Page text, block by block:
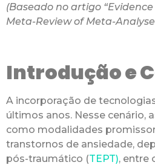
(Baseado no artigo
Meta-Review of Meta-
Introdução e
A incorporação de
últimos anos. Nesse cenário,
como modalidades
transtornos de ansiedade,
pós-traumático (TEPT), entre